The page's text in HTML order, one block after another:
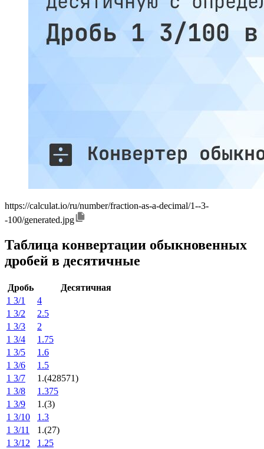
https://calculat.io/ru/number/fraction-as-a-decimal/1--3-
-100/generated.jpg
Таблица конвертации обыкновенных
дробей в десятичные
Дробь
Десятичная
1 3/1
4
1 3/2
2.5
1 3/3
2
1 3/4
1.75
1 3/5
1.6
1 3/6
1.5
1 3/7
1.(428571)
1 3/8
1.375
1 3/9
1.(3)
1 3/10
1.3
1 3/11
1.(27)
1 3/12
1.25